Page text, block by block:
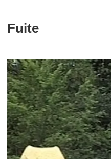
Fuite